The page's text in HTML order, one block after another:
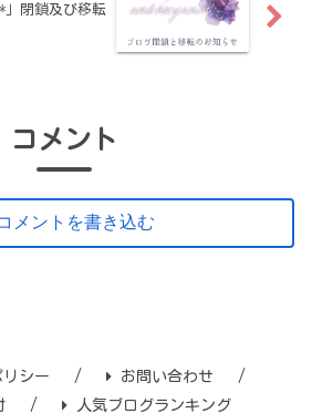
」閉鎖及び移転
コメント
メントを書き込む
シー
お問い合わせ
人気ブログランキング